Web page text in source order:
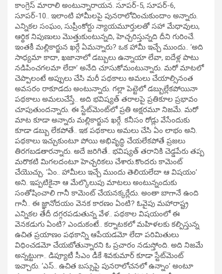
కాంగ్రెస్‌ మారాలి అంటున్నారాయన. సూపర్-5, సూపర్-6,
సూపర్-10.. ఇలాంటి హామీలపై పునరాలోచించుకుందాం అన్నారు.
ఎన్నికల సంఘం, సుప్రీంకోర్టు న్యాయమూర్తులతో సహా మేధావులు,
ఆర్థిక నిపుణులు మొత్తుకుంటున్నది, హెచ్చరిస్తున్నది దీని గురించే.
ఇంతకీ మల్లికార్జున ఖర్గే ఏమన్నారు? ఒక హామీ ఇచ్చే ముందు.. ‘అది
సాధ్యమా కాదా, ఖజానాలో డబ్బులు ఉన్నాయా లేవా, ఐదేళ్ల పాటు
నడిపించగలమా లేదా’ అనేది చూసుకోమంటున్నారు. మరో మాటలో
చెప్పాలంటే అప్పులు చేసి మరీ పథకాలు అమలు చేయాల్సినంత
అవసరం రాకూడదు అంటున్నారు. గల్లా పెట్టెలో డబ్బుల్లేకపోయినా
పథకాలు అమలుచేస్తే.. అది భవిష్యత్‌ తరాలపై ప్రతికూల ప్రభావం
చూపుతుందన్నారు. ఈ స్టేట్‌మెంట్‌లో ప్రతి అక్షరమూ నిజమే. మరో
మాట కూడా అన్నారు మల్లికార్జున ఖర్గే. కనీసం రోడ్లు వేసేందుకు
కూడా డబ్బు లేకపోతే.. ఇక పథకాలు అమలు చేసి ఏం లాభం అని.
పథకాలు ఇచ్చుకుంటూ పోయి అభివృద్ధి చేయలేకపోతే ప్రజలు
తిరగబడతారన్నారు. అదే జరిగితే.. భవిష్యత్‌ తరానికి చెడ్డపేరు తప్ప
మరొకటి మిగలదంటూ హెచ్చరికలు చేశారు.కొందరు కామెంట్‌
చేయొచ్చు. ‘ఏం.. హామీలు ఇచ్చే ముందు తెలియలేదా ఆ విషయం’
అని. ఇప్పటికైనా ఆ మేల్కొలుపు మాటలు అంటున్నందుకు
సంతోషించాలి గానీ కామెంట్‌ చేయనక్కర్లేదు. అంతా బాగానే ఉంది
గానీ.. ఈ జ్ఞానోదయం వెనక కారణం ఏంటి? ఓవైపు మహారాష్ట్ర
ఎన్నికల తేదీ దగ్గరపడుతున్న వేళ.. పథకాల విషయంలో ఈ
వెనకడుగు ఏంటి? ఎందుకంటే.. కర్నాటకలో మహిళలకు కల్పిస్తున్న
ఉచిత ప్రయాణం పథకాన్ని ఆపేయడమో లేదా పరిమితులు
విధించడమో చేయబోతున్నారని ఓ ప్రచారం నడుస్తోంది. అది నిజమే
అన్నట్టుగా.. డిప్యూటీ సీఎం డీకే శివకుమార్‌ కూడా స్టేట్‌మెంట్
ఇచ్చారు. ‘ఎస్.. ఉచిత బస్సుపై పునరాలోచనలో ఉన్నాం’ అంటూ